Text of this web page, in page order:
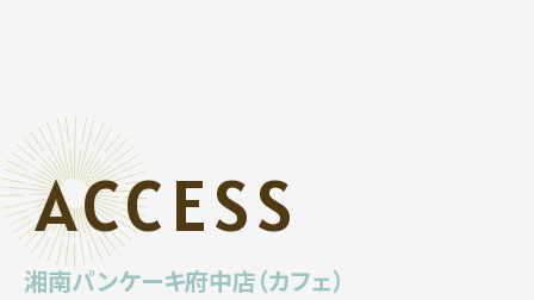
ACCESS
湘南パンケーキ府中店（カフェ）